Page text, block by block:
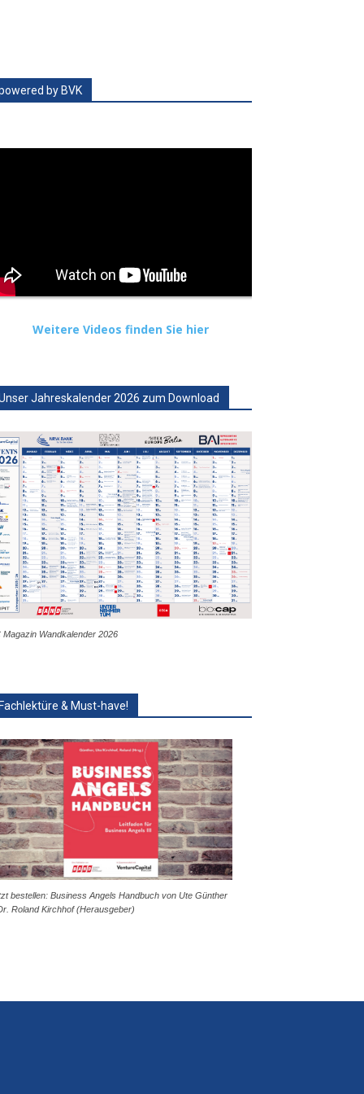
by BVK
Weitere Videos finden Sie hier
Jahreskalender 2026 zum Download
Magazin Wandkalender 2026
& Must-have!
bestellen: Business Angels Handbuch von Ute Günther
Roland Kirchhof (Herausgeber)